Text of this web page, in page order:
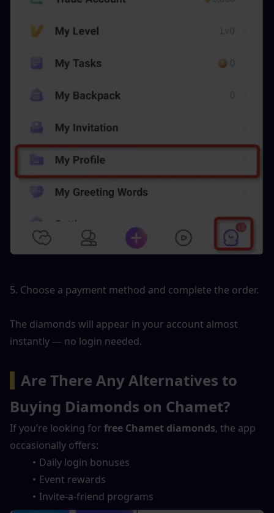
5. Choose a payment method and complete the order.
The diamonds will appear in your account almost
instantly — no login needed.
Are There Any Alternatives to
Buying Diamonds on Chamet?
If you’re looking for free Chamet diamonds, the app
occasionally offers:
Daily login bonuses
Event rewards
Invite-a-friend programs